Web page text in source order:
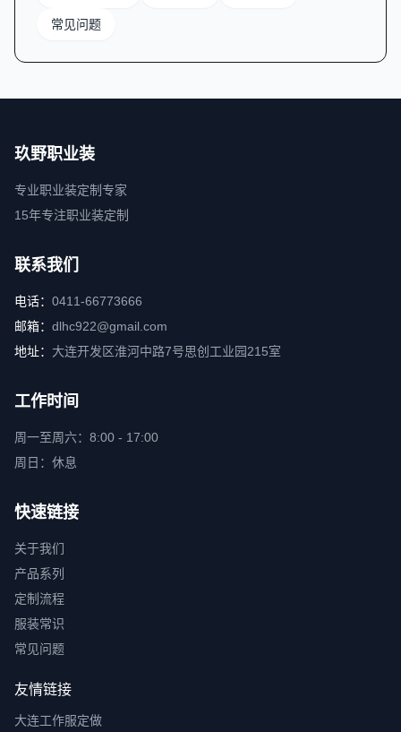
常见问题
玖野职业装
专业职业装定制专家
15年专注职业装定制
联系我们
电话： 0411-66773666
邮箱： dlhc922@gmail.com
地址： 大连开发区淮河中路7号思创工业园215室
工作时间
周一至周六：8:00 - 17:00
周日：休息
快速链接
关于我们
产品系列
定制流程
服装常识
常见问题
友情链接
大连工作服定做